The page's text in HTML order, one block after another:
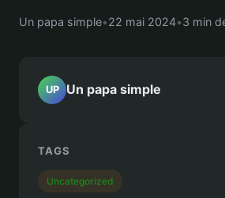
Un papa simple•22 mai 2024•3 min
UP Un papa simple
TAGS
Uncategorized